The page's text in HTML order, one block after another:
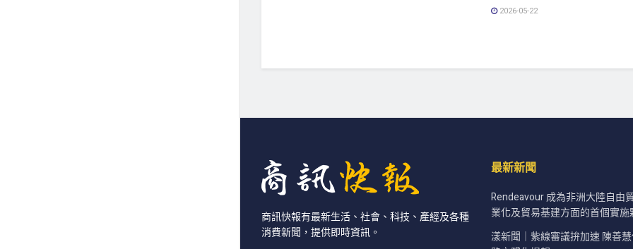
2026-05-22
商訊快報有最新生活、社會、科技、產經及各種
消費新聞，提供即時資訊。
最新新聞
Rendeavour 成為非洲大陸自由
業化及貿易基建方面的首個實施
漾新聞｜紫線審議拚加速 陳善